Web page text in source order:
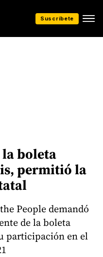
Suscríbete
boleta
permitió la
People demandó
de la boleta
participación en el